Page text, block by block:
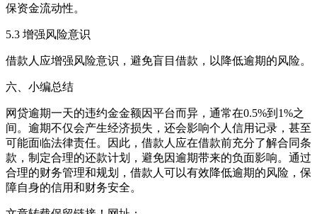
保资金流动性。
5.3 增强风险意识
借款人应增强风险意识，避免盲目借款，以降低逾期的风险。
六、小编总结
网贷逾期一天的违约金金额因平台而异，通常在0.5%到1%之
间。逾期不仅会产生经济损失，还会影响个人信用记录，甚至
可能面临法律责任。因此，借款人应在借款前充分了解合同条
款，制定合理的还款计划，避免因逾期带来的负面影响。通过
合理的财务管理和规划，借款人可以有效降低逾期的风险，保
障自身的信用和财务安全。